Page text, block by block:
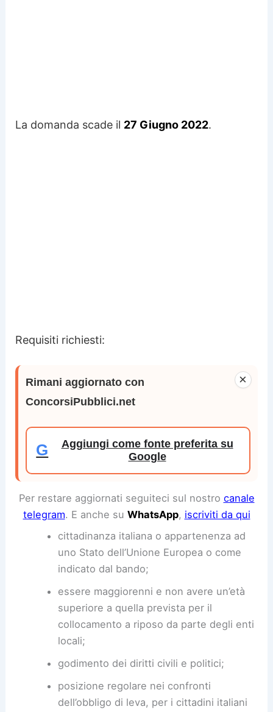
La domanda scade il 27 Giugno 2022.
Requisiti richiesti:
×
Rimani aggiornato con
ConcorsiPubblici.net
G
Aggiungi come fonte preferita su
Google
Per restare aggiornati seguiteci sul nostro canale
telegram. E anche su WhatsApp, iscriviti da qui
cittadinanza italiana o appartenenza ad
uno Stato dell’Unione Europea o come
indicato dal bando;
essere maggiorenni e non avere un’età
superiore a quella prevista per il
collocamento a riposo da parte degli enti
locali;
godimento dei diritti civili e politici;
posizione regolare nei confronti
dell’obbligo di leva, per i cittadini italiani